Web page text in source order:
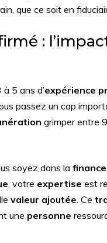
que ce soit en
:
5 ans d’expérience
passez un cap
grimper entre
soyez dans la
, votre expertise est
valeur ajoutée. Ce
une personne